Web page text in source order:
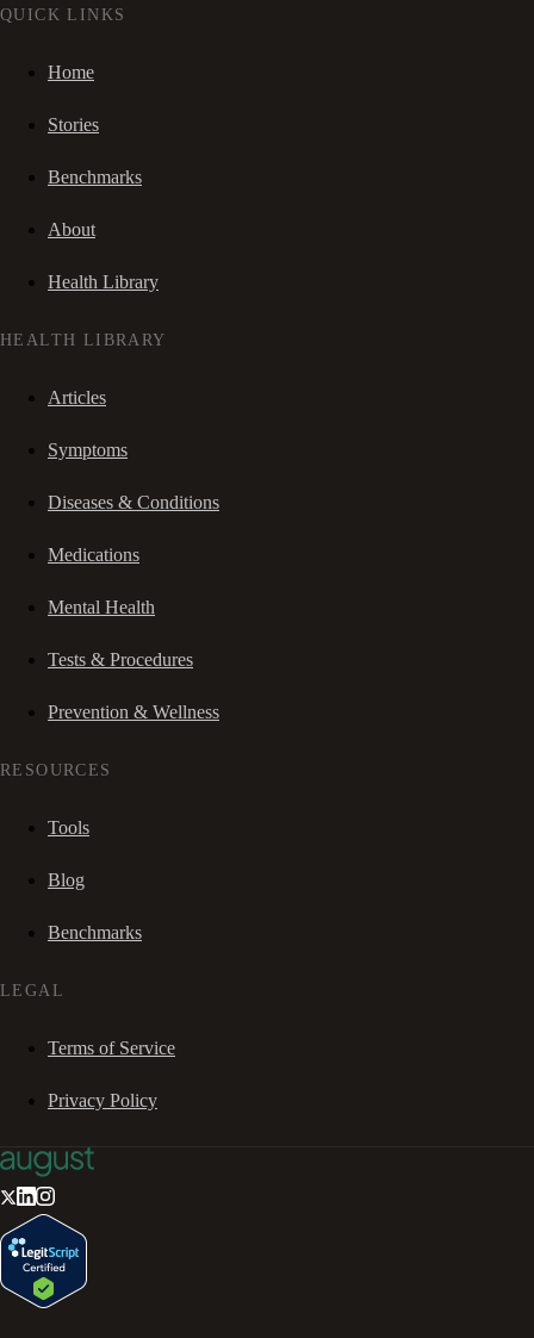
QUICK LINKS
Home
Stories
Benchmarks
About
Health Library
HEALTH LIBRARY
Articles
Symptoms
Diseases & Conditions
Medications
Mental Health
Tests & Procedures
Prevention & Wellness
RESOURCES
Tools
Blog
Benchmarks
LEGAL
Terms of Service
Privacy Policy